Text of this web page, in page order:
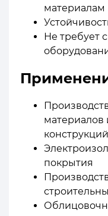
материалам
Не требует
конструкций
покрытия